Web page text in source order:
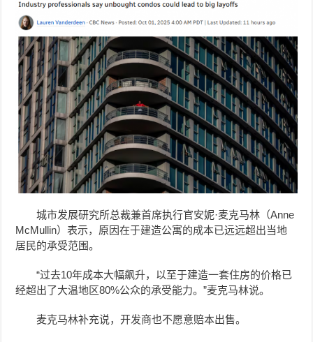
城市发展研究所总裁兼首席执行官安妮·麦克马林（Anne
McMullin）表示，原因在于建造公寓的成本已远远超出当地
居民的承受范围。
“过去10年成本大幅飙升，以至于建造一套住房的价格已
经超出了大温地区80%公众的承受能力。”麦克马林说。
麦克马林补充说，开发商也不愿意赔本出售。